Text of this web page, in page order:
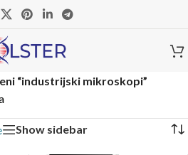
“industrijski mikroskopi”
Show sidebar